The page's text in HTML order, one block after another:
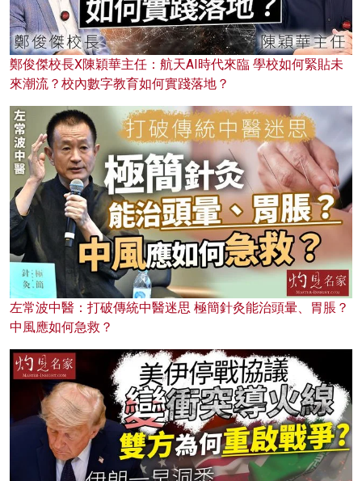
鄭俊傑校長X陳穎華主任：航天AI時代來臨 學校如何緊貼未
來潮流？校內數字教育如何實踐落地？
左常波中醫：打破傳統中醫迷思 極簡針灸能治頭暈、胃脹？
中風應如何急救？